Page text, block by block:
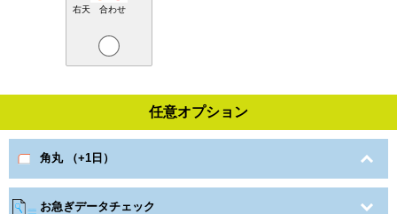
右天 合わせ
任意オプション
角丸 （+1日）
お急ぎデータチェック